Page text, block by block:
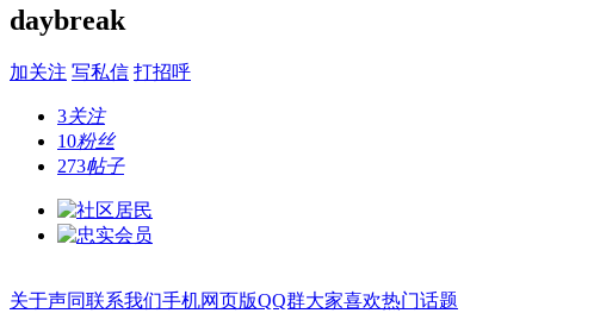
daybreak
加关注 写私信 打招呼
3关注
10粉丝
273帖子
关于声同联系我们手机网页版QQ群大家喜欢热门话题